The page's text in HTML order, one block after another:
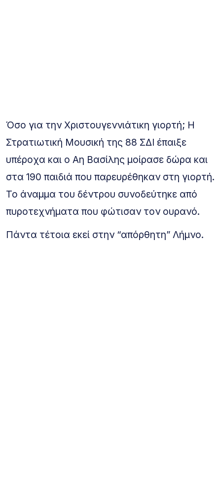
Όσο για την Χριστουγεννιάτικη γιορτή; Η
Στρατιωτική Μουσική της 88 ΣΔΙ έπαιξε
υπέροχα και ο Αη Βασίλης μοίρασε δώρα και
στα 190 παιδιά που παρευρέθηκαν στη γιορτή.
Το άναμμα του δέντρου συνοδεύτηκε από
πυροτεχνήματα που φώτισαν τον ουρανό.
Πάντα τέτοια εκεί στην “απόρθητη” Λήμνο.